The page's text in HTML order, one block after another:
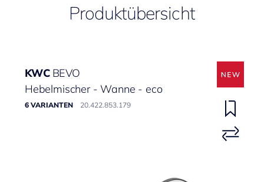
Produktübersicht
KWC BEVO
Hebelmischer - Wanne - eco
6 VARIANTEN 20.422.853.179